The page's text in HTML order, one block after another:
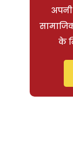
के